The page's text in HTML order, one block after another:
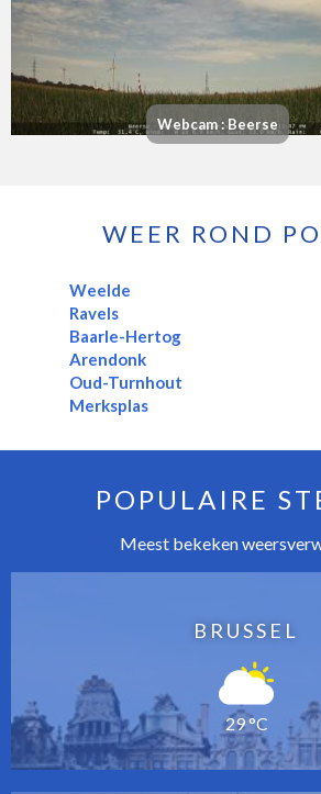
Webcam : Beerse
WEER ROND
Weelde
Ravels
Baarle-Hertog
Arendonk
Oud-Turnhout
Merksplas
POPULAIRE
Meest bekeken
BRUSSEL
29 °C